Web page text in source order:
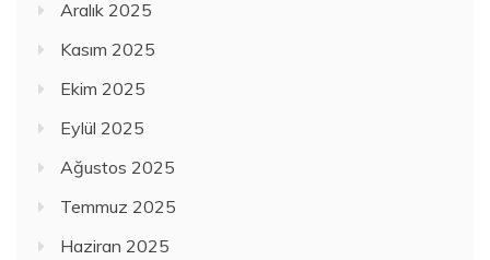
Aralık 2025
Kasım 2025
Ekim 2025
Eylül 2025
Ağustos 2025
Temmuz 2025
Haziran 2025